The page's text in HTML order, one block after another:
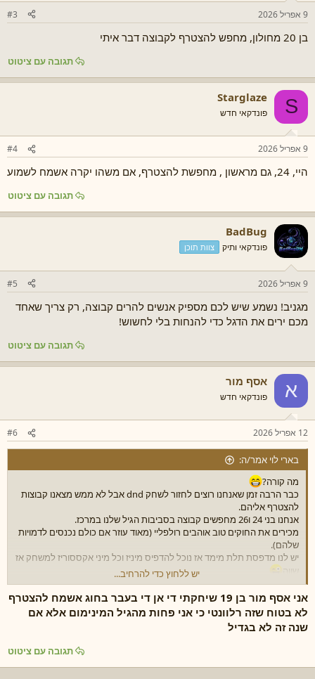
9 אפריל 2026 #3
בן 20 מחולון, מחפש להצטרף לקבוצה דבר איתי
תגובה עם ציטוט
S
Starglaze
פונדקאי חדש
9 אפריל 2026 #4
היי, 24, גם מראשון , מחפשת להצטרף, אם משהו יקרה אשמח לשמוע
תגובה עם ציטוט
BadBug
פונדקאי ותיק צוות תוכן
9 אפריל 2026 #5
מגניב! נשמע שיש לכם מספיק אנשים להרים קבוצה, רק צריך שאחד
מכם ירים את הדגל כדי להנחות בלי לחשוש!
תגובה עם ציטוט
א אסף מור
פונדקאי חדש
12 אפריל 2026 #6
בארי לוי אמר/ה:
מה קורה?
כבר הרבה זמן שאנחנו רוצים לחזור לשחק dnd אבל לא ממש מצאנו קבוצות
להצטרף אליהם.
אנחנו בני 24 ו26 מחפשים קבוצה בסביבות הגיל שלנו במרכז.
מכירים את החוקים טוב אוהבים רולפליי (מאוד עוזר אם כולם נכנסים לדמויות
שלהם).
יש לנו מדפסת תלת מימד אז נוכל להדפיס מיניז וכל מיני אקססוריז למשחק אז
שווה
מחפשים קבוצה נחמדה באווירה טובה וכיפית וכמובן מכבדת.
כרגע לא ממש יכולים לארח אבל אולי בהמשך נוכל
.
קיצור אם נשמע לכם מתאים דברו איתנו נשמח להכיר
יש ללחוץ כדי להרחיב...
אני אסף מור בן 19 שיחקתי די אן די בעבר בחוג אשמח להצטרף
לא בטוח שזה רלוונטי כי אני פחות מהגיל המינימום אלא אם
שנה זה לא בגדיל
תגובה עם ציטוט